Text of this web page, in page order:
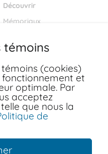
Découvrir
Mémoriaux
Blogs
Dernières volontés
Conditions d'utilisation
Politiques de confidentialité
témoins
(cookies)
et
optimale. Par
acceptez
que nous la
de